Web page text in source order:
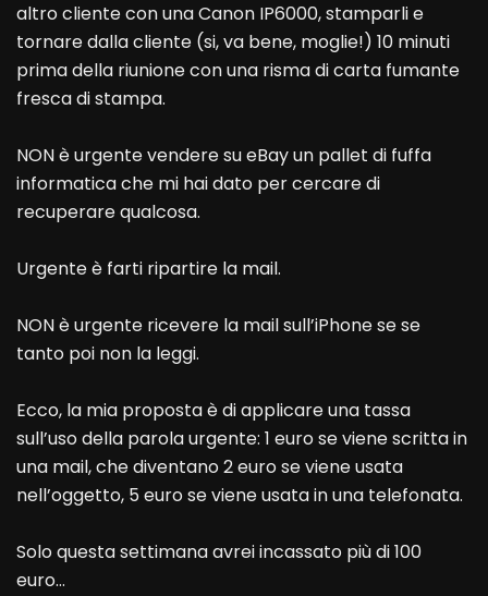
altro cliente con una Canon IP6000, stamparli e
tornare dalla cliente (si, va bene, moglie!) 10 minuti
prima della riunione con una risma di carta fumante
fresca di stampa.
NON è urgente vendere su eBay un pallet di fuffa
informatica che mi hai dato per cercare di
recuperare qualcosa.
Urgente è farti ripartire la mail.
NON è urgente ricevere la mail sull’iPhone se se
tanto poi non la leggi.
Ecco, la mia proposta è di applicare una tassa
sull’uso della parola urgente: 1 euro se viene scritta in
una mail, che diventano 2 euro se viene usata
nell’oggetto, 5 euro se viene usata in una telefonata.
Solo questa settimana avrei incassato più di 100
euro…